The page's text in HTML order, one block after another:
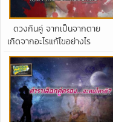
​ดวงกินคู่ จากเป็นจากตาย
เกิดจากอะไรแก้ไขอย่างไร